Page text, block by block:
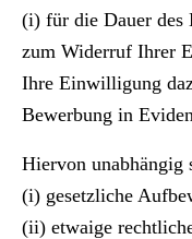
(i) für die Dauer des
zum Widerruf Ihrer
Ihre Einwilligung
Bewerbung in
Hiervon unabhängig
(i) gesetzliche
(ii) etwaige